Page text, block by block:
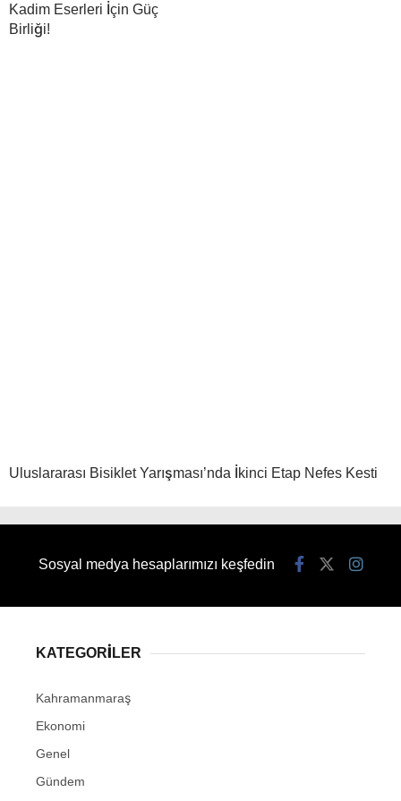
Kadim Eserleri İçin Güç
Birliği!
Uluslararası Bisiklet Yarışması’nda İkinci Etap Nefes Kesti
Sosyal medya hesaplarımızı keşfedin
KATEGORİLER
Kahramanmaraş
Ekonomi
Genel
Gündem